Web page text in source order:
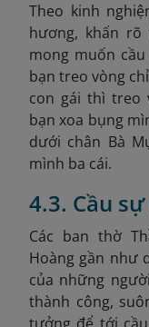
Theo kinh
hương, khấn rõ
mong muốn
bạn treo vòng
con gái thì treo
bạn xoa bụng
dưới chân Bà
mình ba cái.
4.3. Cầu
Các ban thờ
Hoàng gần như
của những
thành công,